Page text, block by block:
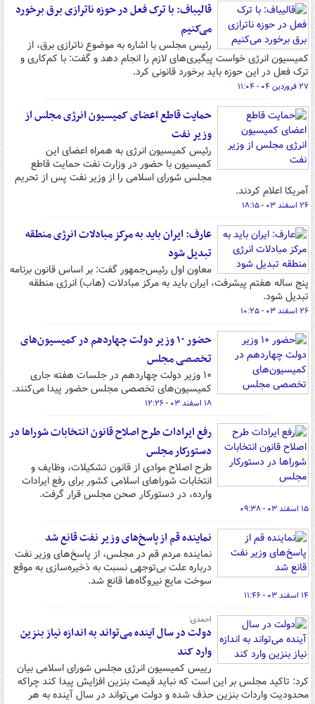
قالیباف: با ترک فعل در حوزه ناترازی برق برخورد
می‌کنیم
رئیس مجلس با اشاره به موضوع ناترازی برق، از
کمیسیون انرژی خواست پیگیری‌های لازم را انجام دهد و گفت: با کم‌کاری و
ترک فعل در این حوزه باید برخورد قانونی کرد.
۲۷ فروردین ۰۴ - ۱۱:۰۴
حمایت قاطع اعضای کمیسیون انرژی مجلس از
وزیر نفت
رئیس کمیسیون انرژی به همراه اعضای این
کمیسیون با حضور در وزارت نفت حمایت قاطع
مجلس شورای اسلامی را از وزیر نفت پس از تحریم
آمریکا اعلام کردند.
۲۶ اسفند ۰۳ - ۱۸:۱۵
عارف: ایران باید به مرکز مبادلات انرژی منطقه
تبدیل شود
معاون اول رئیس‌جمهور گفت: بر اساس قانون برنامه
پنج ساله هفتم پیشرفت، ایران باید به مرکز مبادلات (هاب) انرژی منطقه
تبدیل شود.
۲۶ اسفند ۰۳ - ۱۰:۲۵
حضور ۱۰ وزیر دولت چهاردهم در کمیسیون‌های
تخصصی مجلس
۱۰ وزیر دولت چهاردهم در جلسات هفته جاری
کمیسیون‌های تخصصی مجلس حضور پیدا می‌کنند.
۱۸ اسفند ۰۳ - ۱۲:۲۶
رفع ایرادات طرح اصلاح قانون انتخابات شوراها در
دستورکار مجلس
طرح اصلاح موادی از قانون تشکیلات، وظایف و
انتخابات شوراهای اسلامی کشور برای رفع ایرادات
وارده، در دستورکار صحن مجلس قرار گرفت.
۱۵ اسفند ۰۳ - ۰۹:۳۸
نماینده قم از پاسخ‌های وزیر نفت قانع شد
نماینده مردم قم در مجلس، از پاسخ‌های وزیر نفت
درباره علت بی‌توجهی نسبت به ذخیره‌سازی به موقع
سوخت مایع نیروگاه‌ها قانع شد.
۱۴ اسفند ۰۳ - ۱۱:۴۶
احمدی:
دولت در سال آینده می‌تواند به اندازه نیاز بنزین
وارد کند
رییس کمیسیون انرژی مجلس شورای اسلامی بیان‌
کرد: تاکید مجلس بر این است که نباید قیمت بنزین افزایش پیدا کند چراکه
محدودیت واردات بنزین حذف شده و دولت می‌تواند در سال آینده به هر